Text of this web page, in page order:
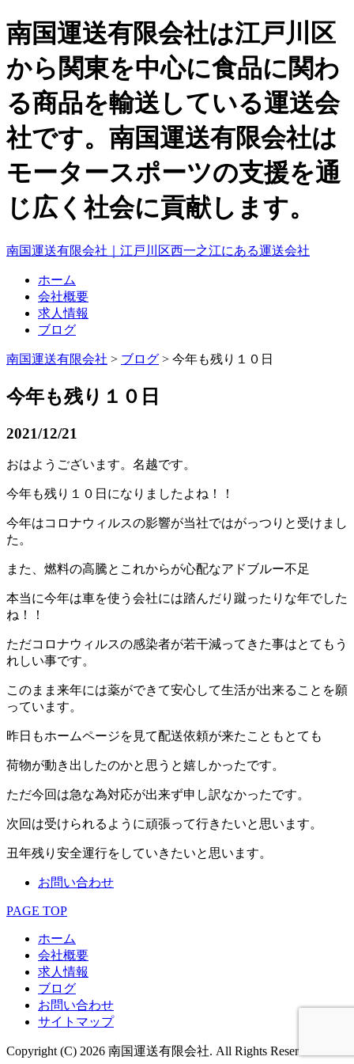
南国運送有限会社は江戸川区
から関東を中心に食品に関わ
る商品を輸送している運送会
社です。南国運送有限会社は
モータースポーツの支援を通
じ広く社会に貢献します。
南国運送有限会社｜江戸川区西一之江にある運送会社
ホーム
会社概要
求人情報
ブログ
南国運送有限会社 > ブログ > 今年も残り１０日
今年も残り１０日
2021/12/21
おはようございます。名越です。
今年も残り１０日になりましたよね！！
今年はコロナウィルスの影響が当社ではがっつりと受けまし
た。
また、燃料の高騰とこれからが心配なアドブルー不足
本当に今年は車を使う会社には踏んだり蹴ったりな年でした
ね！！
ただコロナウィルスの感染者が若干減ってきた事はとてもう
れしい事です。
このまま来年には薬ができて安心して生活が出来ることを願
っています。
昨日もホームページを見て配送依頼が来たこともとても
荷物が動き出したのかと思うと嬉しかったです。
ただ今回は急な為対応が出来ず申し訳なかったです。
次回は受けられるように頑張って行きたいと思います。
丑年残り安全運行をしていきたいと思います。
お問い合わせ
PAGE TOP
ホーム
会社概要
求人情報
ブログ
お問い合わせ
サイトマップ
Copyright (C) 2026 南国運送有限会社. All Rights Reserved.